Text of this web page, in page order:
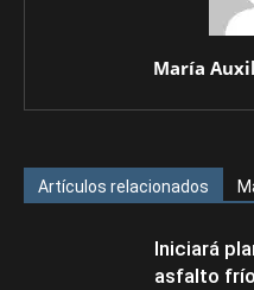
María
Artículos relacionados
Iniciará
asfalto